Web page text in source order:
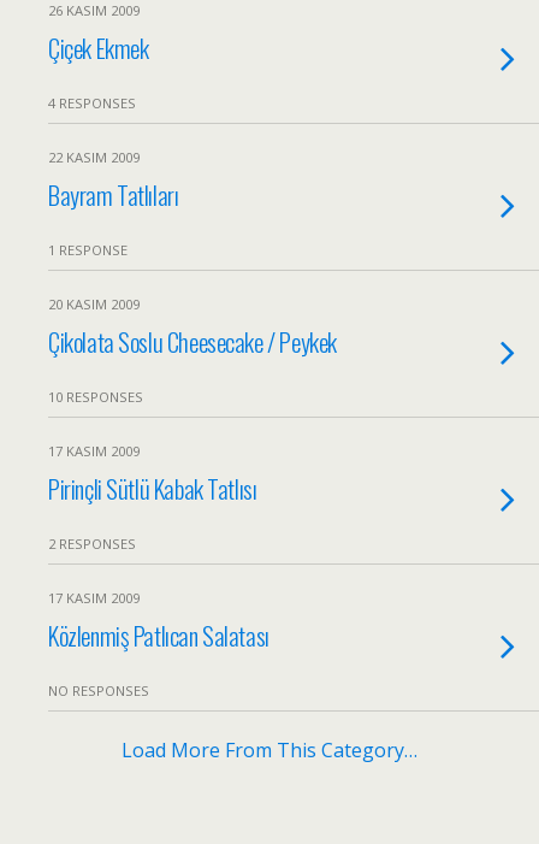
26 KASIM 2009
Çiçek Ekmek
4 RESPONSES
22 KASIM 2009
Bayram Tatlıları
1 RESPONSE
20 KASIM 2009
Çikolata Soslu Cheesecake / Peykek
10 RESPONSES
17 KASIM 2009
Pirinçli Sütlü Kabak Tatlısı
2 RESPONSES
17 KASIM 2009
Közlenmiş Patlıcan Salatası
NO RESPONSES
Load More From This Category…